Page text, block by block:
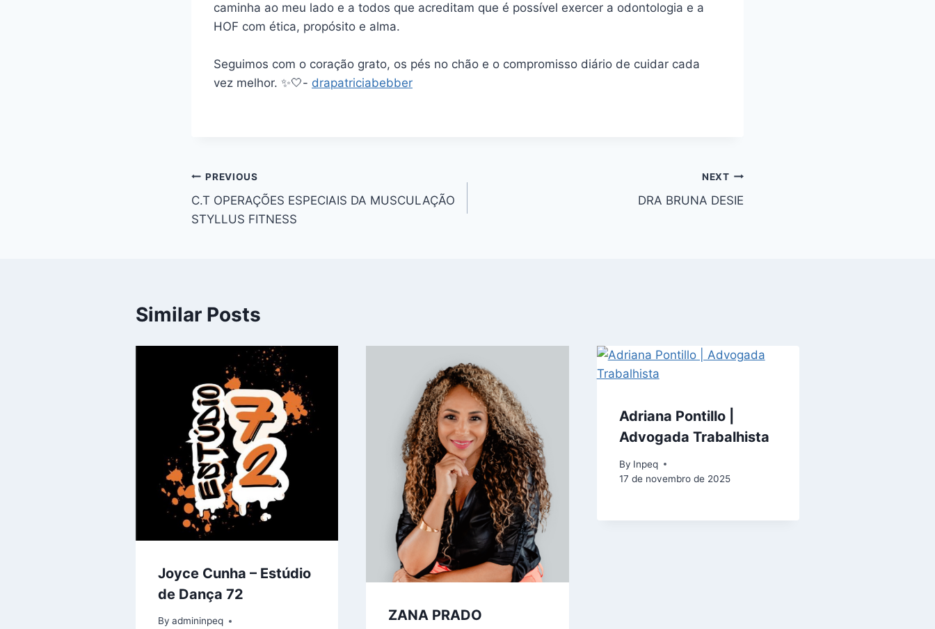
caminha ao meu lado e a todos que acreditam que é possível exercer a odontologia e a
HOF com ética, propósito e alma.
Seguimos com o coração grato, os pés no chão e o compromisso diário de cuidar cada
vez melhor. ✨🤍- drapatriciabebber
PREVIOUS
C.T OPERAÇÕES ESPECIAIS DA MUSCULAÇÃO
STYLLUS FITNESS
NEXT
DRA BRUNA DESIE
Similar Posts
Joyce Cunha – Estúdio
de Dança 72
By admininpeq
ZANA PRADO
Adriana Pontillo |
Advogada Trabalhista
By Inpeq
17 de novembro de 2025